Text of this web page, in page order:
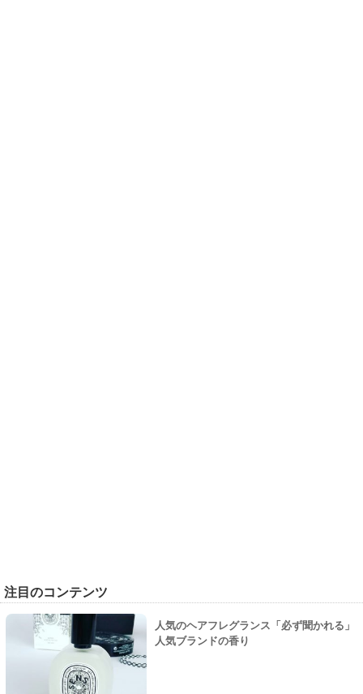
注目のコンテンツ
人気のヘアフレグランス「必ず聞かれる」
人気ブランドの香り